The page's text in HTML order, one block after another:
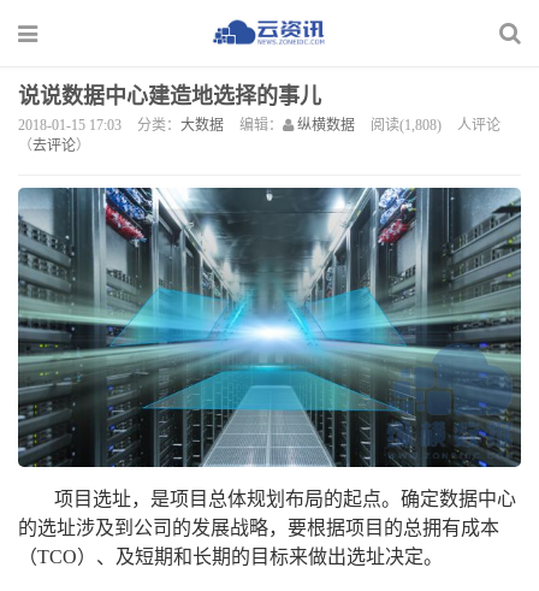
说说数据中心建造地选择的事儿
2018-01-15 17:03 分类： 大数据 编辑： 纵横数据 阅读(1,808)
人评论
（去评论）
项目选址，是项目总体规划布局的起点。确定数据中心
的选址涉及到公司的发展战略，要根据项目的总拥有成本
（TCO）、及短期和长期的目标来做出选址决定。